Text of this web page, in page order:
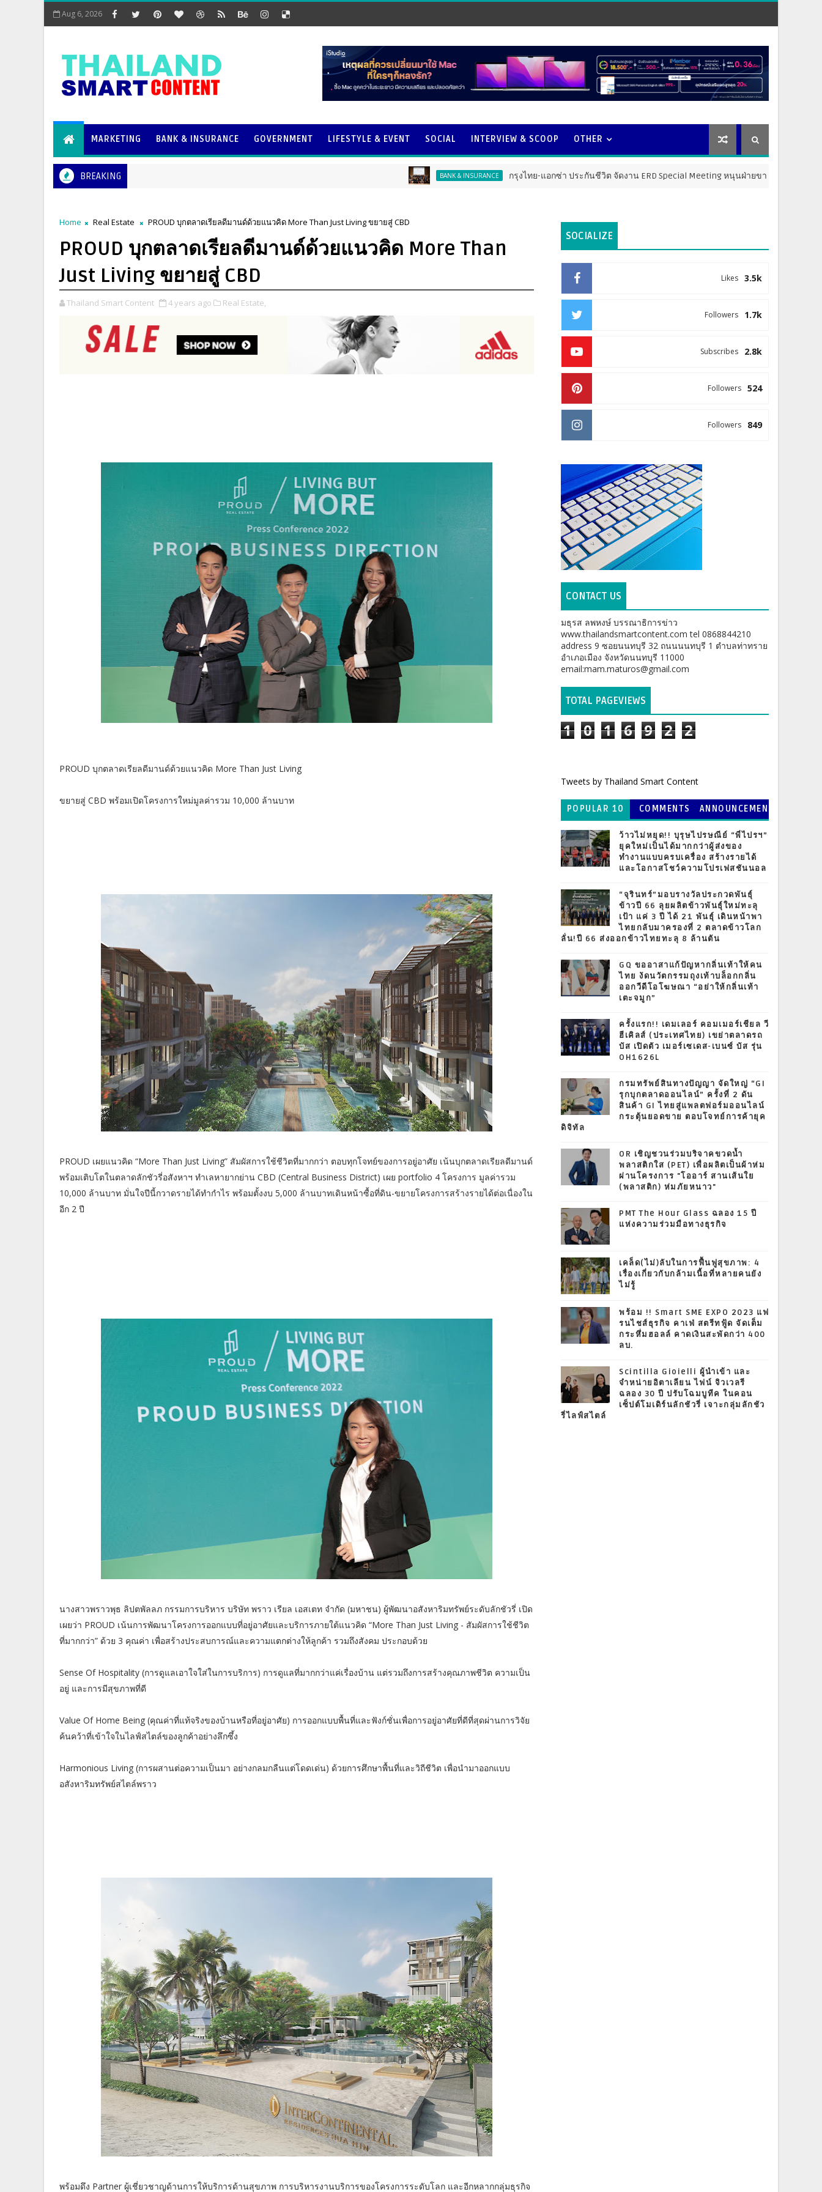
Aug 6, 2026
MARKETING BANK & INSURANCE GOVERNMENT LIFESTYLE & EVENT SOCIAL INTERVIEW & SCOOP OTHER
BREAKING BANK & INSURANCE กรุงไทย-แอกซ่า ประกันชีวิต จัดงาน ERD Special Meeting หนุนฝ่ายขายให้ก้าวสู่ความสำเร็จที่ยั่ง
Home Real Estate PROUD บุกตลาดเรียลดีมานด์ด้วยแนวคิด More Than Just Living ขยายสู่ CBD
PROUD บุกตลาดเรียลดีมานด์ด้วยแนวคิด More Than
Just Living ขยายสู่ CBD
Thailand Smart Content 4 years ago Real Estate,
PROUD บุกตลาดเรียลดีมานด์ด้วยแนวคิด More Than Just Living
ขยายสู่ CBD พร้อมเปิดโครงการใหม่มูลค่ารวม 10,000 ล้านบาท
PROUD เผยแนวคิด “More Than Just Living” สัมผัสการใช้ชีวิตที่มากกว่า ตอบทุกโจทย์ของการอยู่อาศัย เน้นบุกตลาดเรียลดีมานด์
พร้อมเติบโตในตลาดลักชัวรี่อสังหาฯ ทำเลหายากย่าน CBD (Central Business District) เผย portfolio 4 โครงการ มูลค่ารวม
10,000 ล้านบาท มั่นใจปีนี้กวาดรายได้ทำกำไร พร้อมตั้งงบ 5,000 ล้านบาทเดินหน้าซื้อที่ดิน-ขยายโครงการสร้างรายได้ต่อเนื่องใน
อีก 2 ปี
นางสาวพราวพุธ ลิปตพัลลภ กรรมการบริหาร บริษัท พราว เรียล เอสเตท จำกัด (มหาชน) ผู้พัฒนาอสังหาริมทรัพย์ระดับลักชัวรี่ เปิด
เผยว่า PROUD เน้นการพัฒนาโครงการออกแบบที่อยู่อาศัยและบริการภายใต้แนวคิด “More Than Just Living - สัมผัสการใช้ชีวิต
ที่มากกว่า” ด้วย 3 คุณค่า เพื่อสร้างประสบการณ์และความแตกต่างให้ลูกค้า รวมถึงสังคม ประกอบด้วย
Sense Of Hospitality (การดูแลเอาใจใส่ในการบริการ) การดูแลที่มากกว่าแค่เรื่องบ้าน แต่รวมถึงการสร้างคุณภาพชีวิต ความเป็น
อยู่ และการมีสุขภาพที่ดี
Value Of Home Being (คุณค่าที่แท้จริงของบ้านหรือที่อยู่อาศัย) การออกแบบพื้นที่และฟังก์ชั่นเพื่อการอยู่อาศัยที่ดีที่สุดผ่านการวิจัย
ค้นคว้าที่เข้าใจในไลฟ์สไตล์ของลูกค้าอย่างลึกซึ้ง
Harmonious Living (การผสานต่อความเป็นมา อย่างกลมกลืนแต่โดดเด่น) ด้วยการศึกษาพื้นที่และวิถีชีวิต เพื่อนำมาออกแบบ
อสังหาริมทรัพย์สไตล์พราว
พร้อมดึง Partner ผู้เชี่ยวชาญด้านการให้บริการด้านสุขภาพ การบริหารงานบริการของโครงการระดับโลก และอีกหลากกลุ่มธุรกิจ
SOCIALIZE
3.5k
Likes
1.7k
Followers
2.8k
Subscribes
524
Followers
849
Followers
CONTACT US
มธุรส ลพหงษ์ บรรณาธิการข่าว
www.thailandsmartcontent.com tel 0868844210
address 9 ซอยนนทบุรี 32 ถนนนนทบุรี 1 ตำบลท่าทราย
อำเภอเมือง จังหวัดนนทบุรี 11000
email:mam.maturos@gmail.com
TOTAL PAGEVIEWS
1 0 1 6 9 2 2
Tweets by Thailand Smart Content
POPULAR 10 COMMENTS
ANNOUNCEMEN
ว้าวไม่หยุด!! บุรุษไปรษณีย์ “พี่ไปรฯ”
ยุคใหม่เป็นได้มากกว่าผู้ส่งของ
ทำงานแบบครบเครื่อง สร้างรายได้
และโอกาสโชว์ความโปรเฟสชันนอล
“จุรินทร์”มอบรางวัลประกวดพันธุ์
ข้าวปี 66 ลุยผลิตข้าวพันธุ์ใหม่ทะลุ
เป้า แค่ 3 ปี ได้ 21 พันธุ์ เดินหน้าพา
ไทยกลับมาครองที่ 2 ตลาดข้าวโลก
ลั่น!ปี 66 ส่งออกข้าวไทยทะลุ 8 ล้านตัน
GQ ขออาสาแก้ปัญหากลิ่นเท้าให้คน
ไทย งัดนวัตกรรมถุงเท้าบล็อกกลิ่น
ออกวีดีโอโฆษณา “อย่าให้กลิ่นเท้า
เตะจมูก”
ครั้งแรก!! เดมเลอร์ คอมเมอร์เชียล วี
ฮีเคิลส์ (ประเทศไทย) เขย่าตลาดรถ
บัส เปิดตัว เมอร์เซเดส-เบนซ์ บัส รุ่น
OH1626L
กรมทรัพย์สินทางปัญญา จัดใหญ่ “GI
รุกบุกตลาดออนไลน์” ครั้งที่ 2 ดัน
สินค้า GI ไทยสู่แพลตฟอร์มออนไลน์
กระตุ้นยอดขาย ตอบโจทย์การค้ายุค
ดิจิทัล
OR เชิญชวนร่วมบริจาคขวดน้ำ
พลาสติกใส (PET) เพื่อผลิตเป็นผ้าห่ม
ผ่านโครงการ "โออาร์ สานเส้นใย
(พลาสติก) ห่มภัยหนาว"
PMT The Hour Glass ฉลอง 15 ปี
แห่งความร่วมมือทางธุรกิจ
เคล็ด(ไม่)ลับในการฟื้นฟูสุขภาพ: 4
เรื่องเกี่ยวกับกล้ามเนื้อที่หลายคนยัง
ไม่รู้
พร้อม !! Smart SME EXPO 2023 แฟ
รนไชส์ธุรกิจ คาเฟ่ สตรีทฟู้ด จัดเต็ม
กระหึ่มฮอลล์ คาดเงินสะพัดกว่า 400
ลบ.
Scintilla Gioielli ผู้นำเข้า และ
จำหน่ายอิตาเลียน ไฟน์ จิวเวลรี
ฉลอง 30 ปี ปรับโฉมบูทีค ในคอน
เซ็ปต์โมเดิร์นลักชัวรี่ เจาะกลุ่มลักชัว
รี่ไลฟ์สไตล์